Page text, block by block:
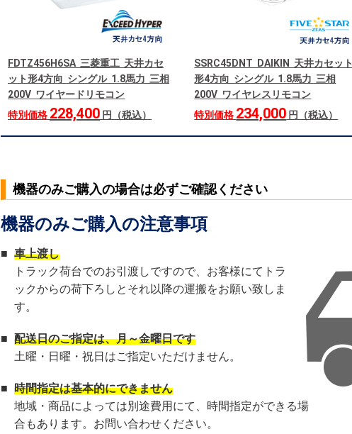
FDTZ456H6SA 三菱重工 天井カセ
ット形4方向 シングル 1.8馬力 三相
200V ワイヤードリモコン
特別価格 228,400 円（税込）
SSRC45DNT DAIKIN 天井カセット
形4方向 シングル 1.8馬力 三相
200V ワイヤレスリモコン
特別価格 234,000 円（税込）
機器のみご購入の場合は必ずご確認ください
機器のみご購入の注意事項
■ 車上渡し
トラック荷台でのお引渡しですので、お客様にてトラ
ックからの荷下ろしとそれ以降の運搬をお願い致しま
す。
■ 配送日のご指定は、月～金曜日です
土曜・日曜・祝日はご指定いただけません。
■ 時間指定は基本的にできません
地域・商品によっては別途費用にて、時間指定ができる場
合もあります。お問い合わせください。